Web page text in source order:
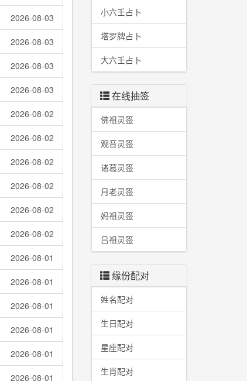
2026-08-03
2026-08-03
2026-08-03
2026-08-03
2026-08-02
2026-08-02
2026-08-02
2026-08-02
2026-08-02
2026-08-02
2026-08-01
2026-08-01
2026-08-01
2026-08-01
2026-08-01
2026-08-01
小六壬占卜
塔罗牌占卜
大六壬占卜
在线抽签
佛祖灵签
观音灵签
诸葛灵签
月老灵签
妈祖灵签
吕祖灵签
缘份配对
姓名配对
生日配对
星座配对
生肖配对